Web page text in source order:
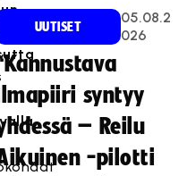
UUTISET
05.08.2
026
syntyy
– Reilu
-pilotti